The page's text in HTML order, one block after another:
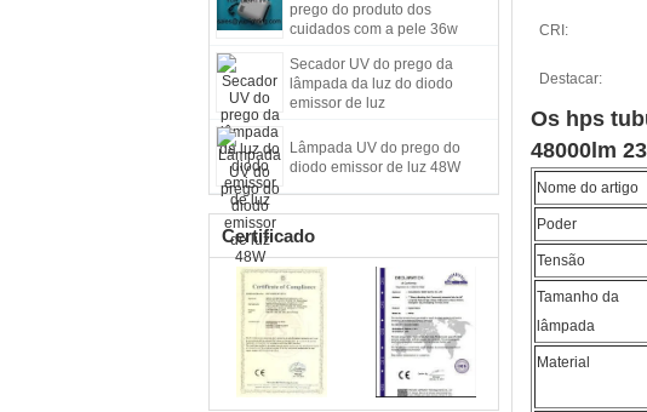
prego do produto dos
cuidados com a pele 36w
Secador UV do prego da
lâmpada da luz do diodo
emissor de luz
Lâmpada UV do prego do
diodo emissor de luz 48W
Certificado
CRI:
Destacar:
Os hps
48000lm
Nome do artigo
Poder
Tensão
Tamanho da
lâmpada
Material